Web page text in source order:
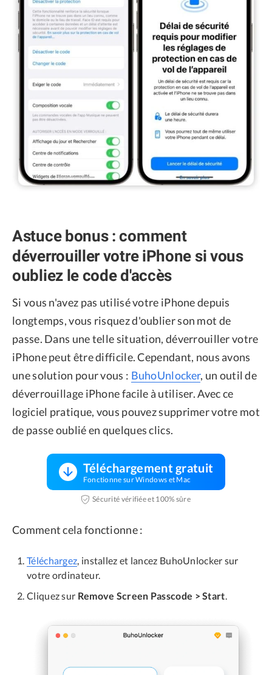
Astuce bonus : comment
déverrouiller votre iPhone si vous
oubliez le code d'accès
Si vous n'avez pas utilisé votre iPhone depuis
longtemps, vous risquez d'oublier son mot de
passe. Dans une telle situation, déverrouiller votre
iPhone peut être difficile. Cependant, nous avons
une solution pour vous : BuhoUnlocker, un outil de
déverrouillage iPhone facile à utiliser. Avec ce
logiciel pratique, vous pouvez supprimer votre mot
de passe oublié en quelques clics.
Téléchargement gratuit
Fonctionne sur Windows et Mac
Sécurité vérifiée et 100% sûre
Comment cela fonctionne :
Téléchargez, installez et lancez BuhoUnlocker sur
votre ordinateur.
Cliquez sur Remove Screen Passcode > Start.